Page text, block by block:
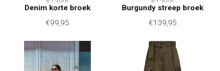
Denim korte broek
€99,95
Burgundy streep broek
€139,95